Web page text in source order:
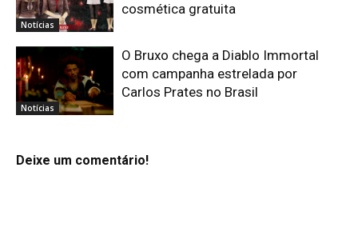
Notícias
cosmética gratuita
Notícias
O Bruxo chega a Diablo Immortal
com campanha estrelada por
Carlos Prates no Brasil
Deixe um comentário!